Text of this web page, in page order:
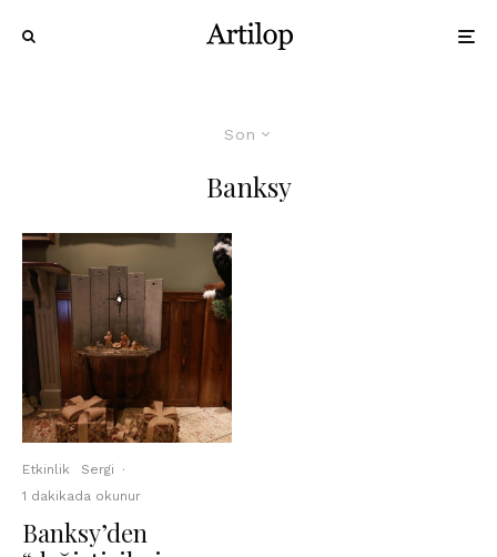
Son
Banksy
Etkinlik Sergi
·
1 dakikada okunur
Banksy’den